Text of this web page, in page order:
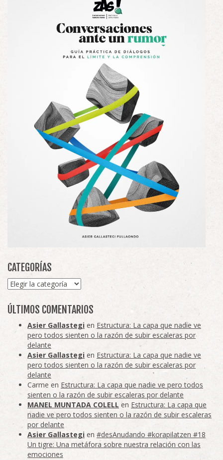
CATEGORÍAS
Categorías
ÚLTIMOS COMENTARIOS
Asier Gallastegi en Estructura: La capa que nadie ve
pero todos sienten o la razón de subir escaleras por
delante
Asier Gallastegi en Estructura: La capa que nadie ve
pero todos sienten o la razón de subir escaleras por
delante
Carme en Estructura: La capa que nadie ve pero todos
sienten o la razón de subir escaleras por delante
MANEL MUNTADA COLELL en Estructura: La capa que
nadie ve pero todos sienten o la razón de subir escaleras
por delante
Asier Gallastegi en #desAnudando #korapilatzen #18
Un tigre: Una metáfora sobre nuestra relación con las
emociones